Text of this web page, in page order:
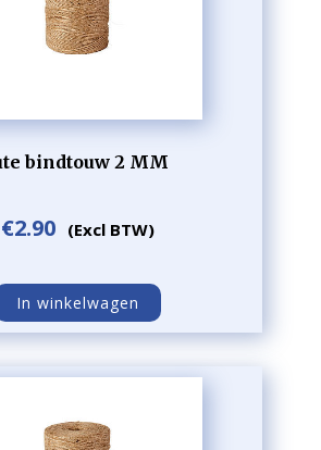
bindtouw 2 MM
€2.90 (Excl BTW)
In winkelwagen